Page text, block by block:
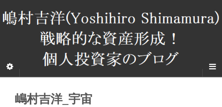
嶋村吉洋_宇宙